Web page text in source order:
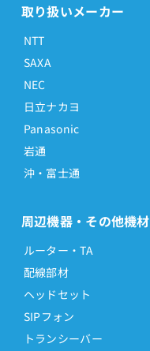
取り扱いメーカー
NTT
SAXA
NEC
日立ナカヨ
Panasonic
岩通
沖・富士通
周辺機器・その他機材
ルーター・TA
配線部材
ヘッドセット
SIPフォン
トランシーバー